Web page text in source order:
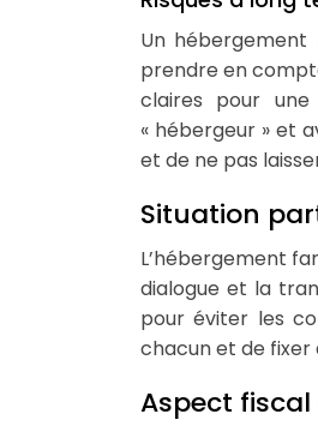
Un
prendre en
claires pour
« hébergeur » et
et de ne pas
Situation
L’hébergement
dialogue et la
pour éviter les
chacun et de fixer
Aspect